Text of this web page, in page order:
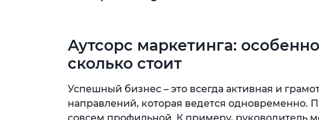
Аутсорс маркетинга:
сколько стоит
Успешный бизнес – это всегда активная и
направлений, которая ведется одновременно.